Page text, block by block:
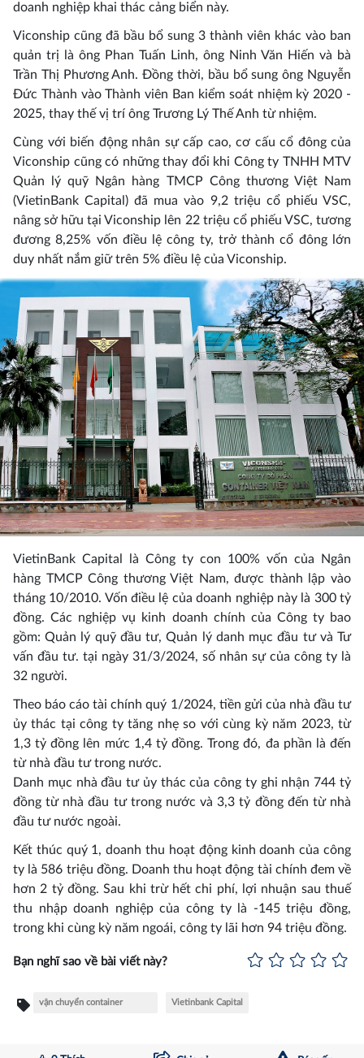
doanh nghiệp khai thác cảng biển này.
Viconship cũng đã bầu bổ sung 3 thành viên khác vào ban
quản trị là ông Phan Tuấn Linh, ông Ninh Văn Hiến và bà
Trần Thị Phương Anh. Đồng thời, bầu bổ sung ông Nguyễn
Đức Thành vào Thành viên Ban kiểm soát nhiệm kỳ 2020 -
2025, thay thế vị trí ông Trương Lý Thế Anh từ nhiệm.
Cùng với biến động nhân sự cấp cao, cơ cấu cổ đông của
Viconship cũng có những thay đổi khi Công ty TNHH MTV
Quản lý quỹ Ngân hàng TMCP Công thương Việt Nam
(VietinBank Capital) đã mua vào 9,2 triệu cổ phiếu VSC,
nâng sở hữu tại Viconship lên 22 triệu cổ phiếu VSC, tương
đương 8,25% vốn điều lệ công ty, trở thành cổ đông lớn
duy nhất nắm giữ trên 5% điều lệ của Viconship.
VietinBank Capital là Công ty con 100% vốn của Ngân
hàng TMCP Công thương Việt Nam, được thành lập vào
tháng 10/2010. Vốn điều lệ của doanh nghiệp này là 300 tỷ
đồng. Các nghiệp vụ kinh doanh chính của Công ty bao
gồm: Quản lý quỹ đầu tư, Quản lý danh mục đầu tư và Tư
vấn đầu tư. tại ngày 31/3/2024, số nhân sự của công ty là
32 người.
Theo báo cáo tài chính quý 1/2024, tiền gửi của nhà đầu tư
ủy thác tại công ty tăng nhẹ so với cùng kỳ năm 2023, từ
1,3 tỷ đồng lên mức 1,4 tỷ đồng. Trong đó, đa phần là đến
từ nhà đầu tư trong nước.
Danh mục nhà đầu tư ủy thác của công ty ghi nhận 744 tỷ
đồng từ nhà đầu tư trong nước và 3,3 tỷ đồng đến từ nhà
đầu tư nước ngoài.
Kết thúc quý 1, doanh thu hoạt động kinh doanh của công
ty là 586 triệu đồng. Doanh thu hoạt động tài chính đem về
hơn 2 tỷ đồng. Sau khi trừ hết chi phí, lợi nhuận sau thuế
thu nhập doanh nghiệp của công ty là -145 triệu đồng,
trong khi cùng kỳ năm ngoái, công ty lãi hơn 94 triệu đồng.
Bạn nghĩ sao về bài viết này?
vận chuyển container Vietinbank Capital